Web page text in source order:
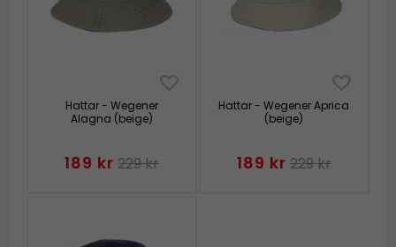
Hattar - Wegener
Alagna (beige)
189 kr 229 kr
Hattar - Wegener Aprica
(beige)
189 kr 229 kr